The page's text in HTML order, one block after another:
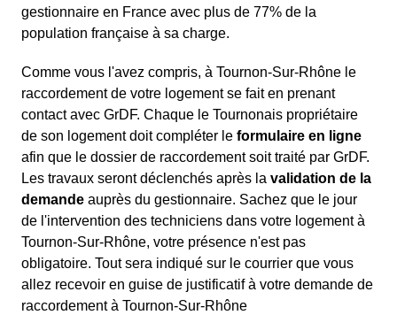
gestionnaire en France avec plus de 77% de la
population française à sa charge.
Comme vous l'avez compris, à Tournon-Sur-Rhône le
raccordement de votre logement se fait en prenant
contact avec GrDF. Chaque le Tournonais propriétaire
de son logement doit compléter le formulaire en ligne
afin que le dossier de raccordement soit traité par GrDF.
Les travaux seront déclenchés après la validation de la
demande auprès du gestionnaire. Sachez que le jour
de l'intervention des techniciens dans votre logement à
Tournon-Sur-Rhône, votre présence n'est pas
obligatoire. Tout sera indiqué sur le courrier que vous
allez recevoir en guise de justificatif à votre demande de
raccordement à Tournon-Sur-Rhône